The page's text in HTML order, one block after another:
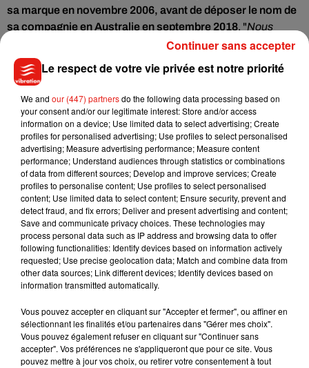
sa marque en novembre 2006, avant de déposer le nom de
sa compagnie en Australie en septembre 2018. "Nous
dénonçons une contrefaçon sur un large éventail de
produits"
a d'ailleurs précisé que la vente de certains produits, comme
mis en cause par la styliste, mais que d’autres, comme des
pyjamas ornés de pizza, des colliers en forme de pizza ou
des oreilles de chat, étaient quant à eux visés.
Quoiqu'il en soit, lastar Katy Perry ne se rendra pas à la barre
pour témoigner. En effet, il se pourrait que Katie Perry
regrette d'avoir lancé une procédure judiciaire. Et pour
cause... Cette dernière a déposé son nom en 2008, alors que
la chanteuse avait déjà acquis une grande renommée en
Australie. Cela pourrait donc être assimilé à "un
comportement trompeur" et "une utilisation frauduleuse" de
son propre nom. Affaire à suivre...
Musique
Le respect de votre vie privée est notre priorité
We and our (447) partnersdo the following data processing based on
your consent and/or our legitimate interest: Store and/or access
information on a device; Use limited data to select advertising; Create
profiles for personalised advertising; Use profiles to select personalised
advertising; Measure advertising performance; Measure content
performance; Understand audiences through statistics or combinations
of data from different sources; Develop and improve services; Create
profiles to personalise content; Use profiles to select personalised
content; Use limited data to select content; Ensure security, prevent and
detect fraud, and fix errors; Deliver and present advertising and content;
Save and communicate privacy choices. These technologies may
process personal data such as IP address and browsing data to offer
following functionalities: Identify devices based on information actively
requested; Use precise geolocation data; Match and combine data from
other data sources; Link different devices; Identify devices based on
information transmitted automatically.
Vous pouvez accepter en cliquant sur "Accepter et fermer", ou affiner en
sélectionnant les finalités et/ou partenaires dans "Gérer mes choix".
Vous pouvez également refuser en cliquant sur "Continuer sans
accepter". Vos préférences ne s'appliqueront que pour ce site. Vous
pouvez mettre à jour vos choix, ou retirer votre consentement à tout
Continuer sans accepter